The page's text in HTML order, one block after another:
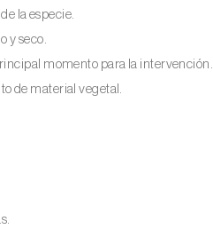
la especie.
y seco.
momento para la intervención.
de material vegetal.